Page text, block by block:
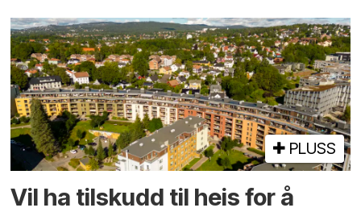
PLUSS
Vil ha tilskudd til heis for å